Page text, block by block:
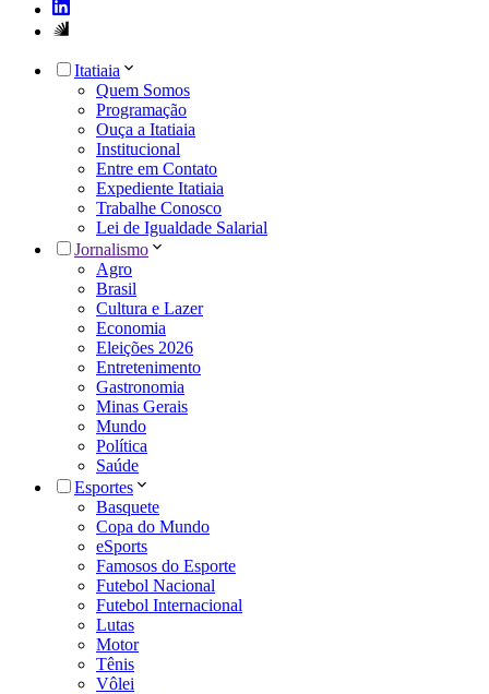
Itatiaia
Quem Somos
Programação
Ouça a Itatiaia
Institucional
Entre em Contato
Expediente Itatiaia
Trabalhe Conosco
Lei de Igualdade Salarial
Jornalismo
Agro
Brasil
Cultura e Lazer
Economia
Eleições 2026
Entretenimento
Gastronomia
Minas Gerais
Mundo
Política
Saúde
Esportes
Basquete
Copa do Mundo
eSports
Famosos do Esporte
Futebol Nacional
Futebol Internacional
Lutas
Motor
Tênis
Vôlei